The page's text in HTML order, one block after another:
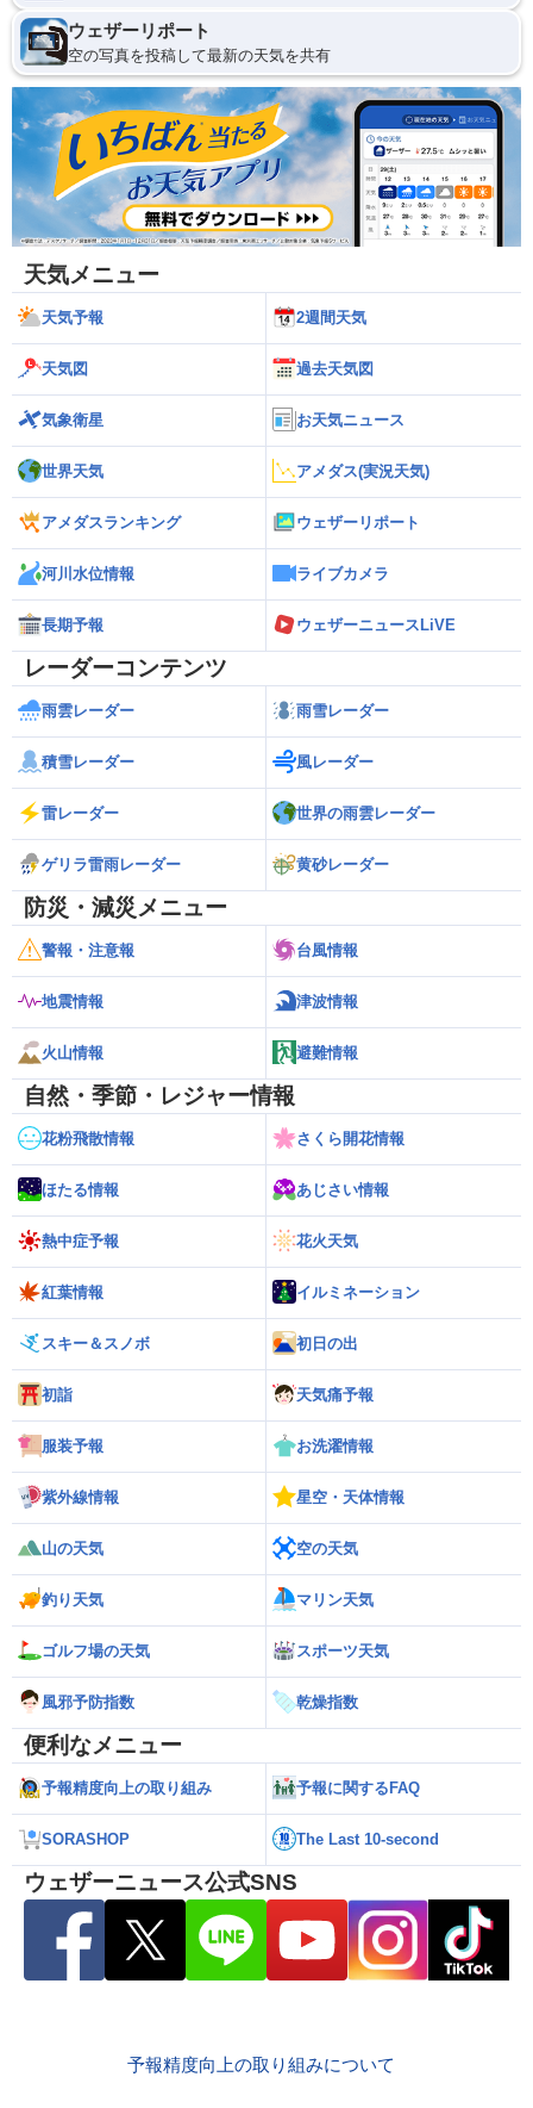
ウェザーリポート
空の写真を投稿して最新の天気を共有
天気メニュー
天気予報 2週間天気
天気図 過去天気図
気象衛星 お天気ニュース
世界天気 アメダス(実況天気)
アメダスランキング ウェザーリポート
河川水位情報 ライブカメラ
長期予報 ウェザーニュースLiVE
レーダーコンテンツ
雨雲レーダー 雨雪レーダー
積雪レーダー 風レーダー
雷レーダー 世界の雨雲レーダー
ゲリラ雷雨レーダー 黄砂レーダー
防災・減災メニュー
警報・注意報 台風情報
地震情報 津波情報
火山情報 避難情報
自然・季節・レジャー情報
花粉飛散情報 さくら開花情報
ほたる情報 あじさい情報
熱中症予報 花火天気
紅葉情報 イルミネーション
スキー＆スノボ 初日の出
初詣 天気痛予報
服装予報 お洗濯情報
紫外線情報 星空・天体情報
山の天気 空の天気
釣り天気 マリン天気
ゴルフ場の天気 スポーツ天気
風邪予防指数 乾燥指数
便利なメニュー
予報精度向上の取り組み 予報に関するFAQ
SORASHOP The Last 10-second
ウェザーニュース公式SNS
予報精度向上の取り組みについて